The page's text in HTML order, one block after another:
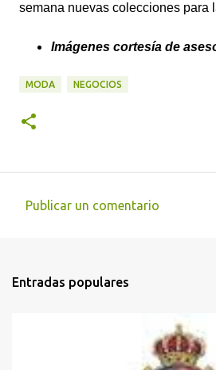
semana nuevas colecciones para
Imágenes cortesía de
MODA NEGOCIOS
e
Publicar un comentario
Entradas populares